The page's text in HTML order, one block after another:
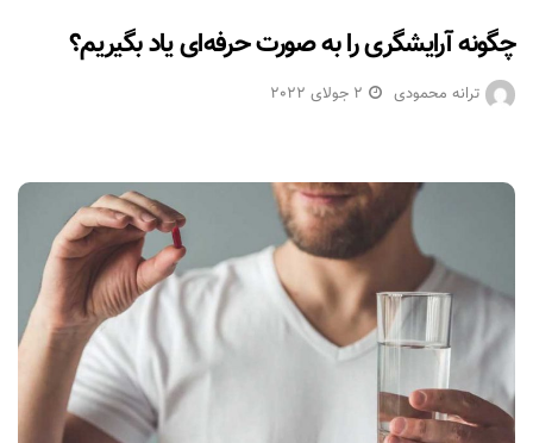
چگونه آرایشگری را به صورت حرفه‌ای یاد بگیریم؟
ترانه محمودی 2 جولای 2022